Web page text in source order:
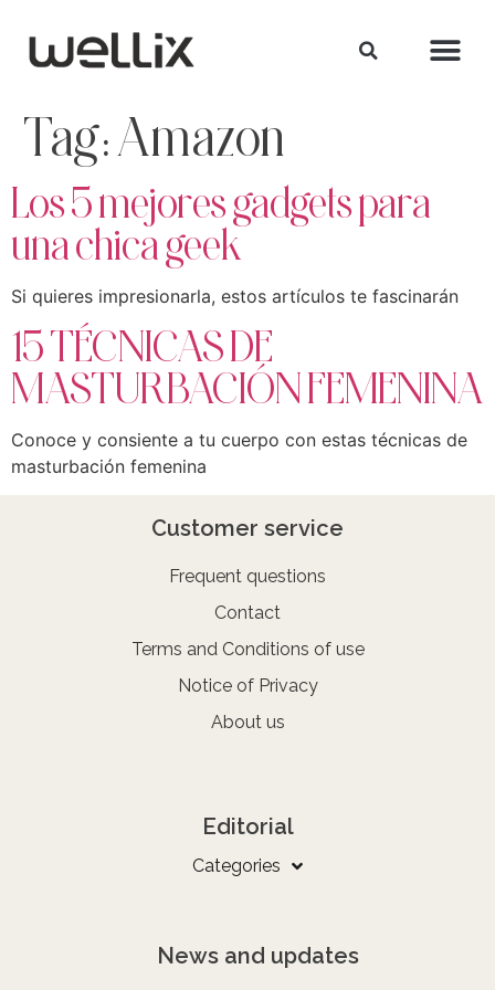
Tag:Amazon
Los 5 mejores gadgets para
una chica geek
Si quieres impresionarla, estos artículos te fascinarán
15 TÉCNICAS DE
MASTURBACIÓN FEMENINA
Conoce y consiente a tu cuerpo con estas técnicas de
masturbación femenina
Customer service
Frequent questions
Contact
Terms and Conditions of use
Notice of Privacy
About us
Editorial
Categories
News and updates